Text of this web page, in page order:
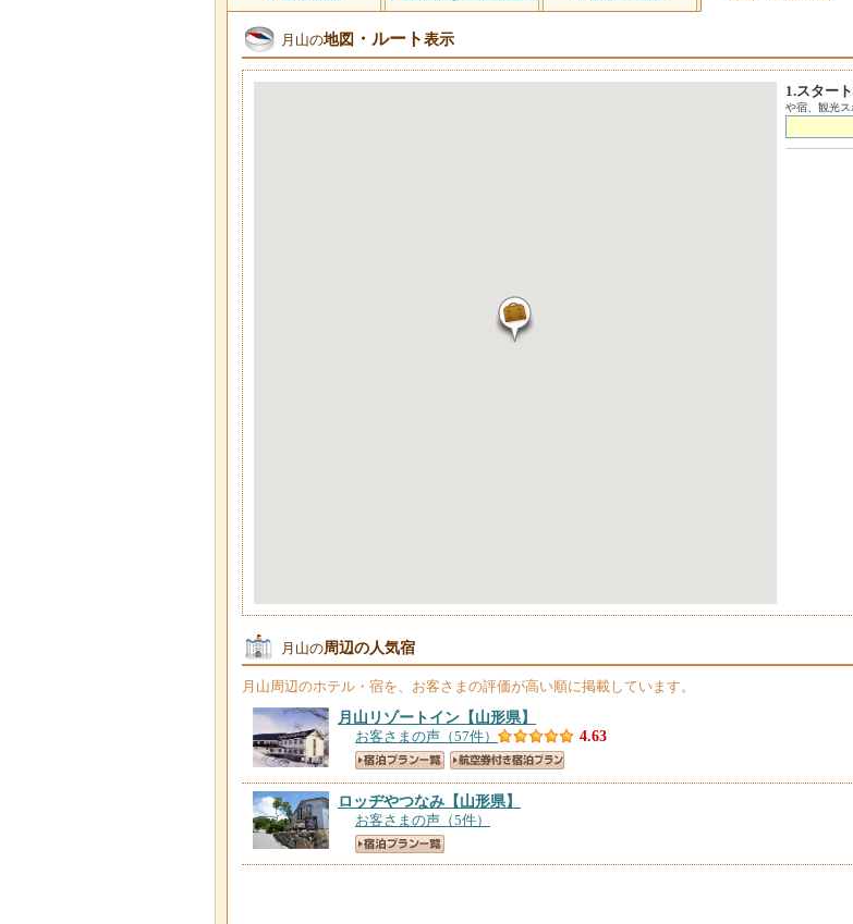
月山の地図 ・ルート表示
1.スター
や宿、観光
月山の周辺の人気宿
月山周辺のホテル・宿を、お客さまの評価が高い順に掲載しています。
月山リゾートイン 【山形県】
お客さまの声（57件） 4.63
ロッヂやつなみ 【山形県】
お客さまの声（5件）